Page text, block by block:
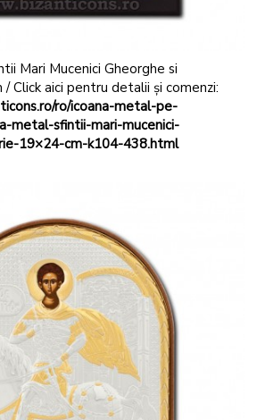
Mari Mucenici Gheorghe si
Click aici pentru detalii și comenzi:
ro/icoana-metal-pe-
metal-sfintii-mari-mucenici-
19×24-cm-k104-438.html